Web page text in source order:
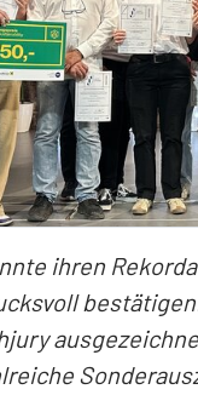
ihren